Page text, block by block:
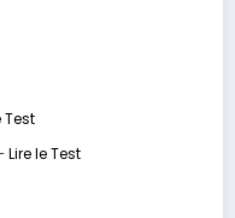
Test
Lire le Test